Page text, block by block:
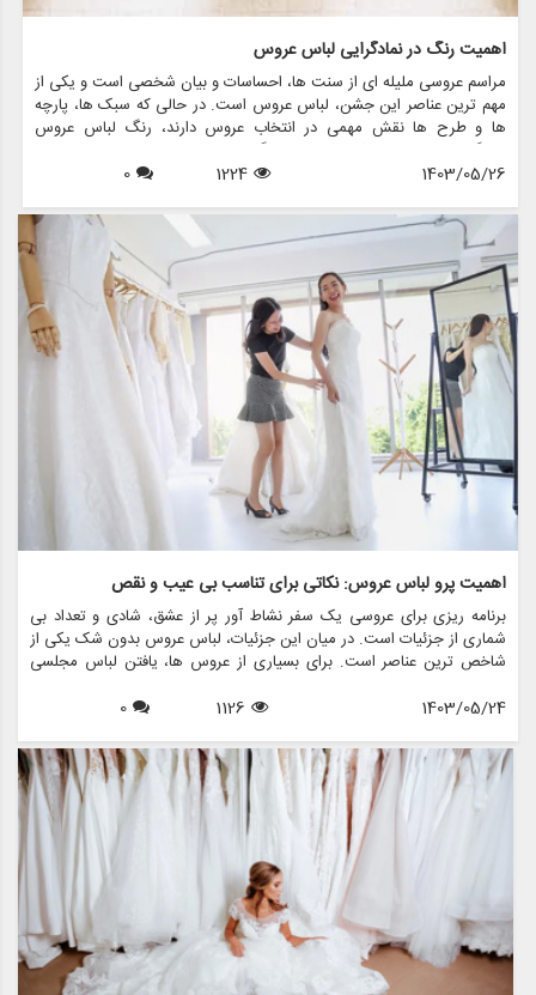
اهمیت رنگ در نمادگرایی لباس عروس
مراسم عروسی ملیله ای از سنت ها، احساسات و بیان شخصی است و یکی از
مهم ترین عناصر این جشن، لباس عروس است. در حالی که سبک ها، پارچه
ها و طرح ها نقش مهمی در انتخاب عروس دارند، رنگ لباس عروس
نمادگرایی عمیقی دارد که فراتر از فرهنگ ها و نسل ها است. در این مقاله،
اهمیت رنگ را در نمادگرایی لباس عروس بررسی می کنیم، به معانی پشت
مانند مزون چرخچی می توانند به عروس ها کمک کنند تا لباس مناسب خود
را پیدا کنند.
1403/05/26
1224
0
اهمیت پرو لباس عروس: نکاتی برای تناسب بی عیب و نقص
برنامه ریزی برای عروسی یک سفر نشاط آور پر از عشق، شادی و تعداد بی
شماری از جزئیات است. در میان این جزئیات، لباس عروس بدون شک یکی از
شاخص ترین عناصر است. برای بسیاری از عروس ها، یافتن لباس مجلسی
و نقص آن در روز بزرگ، نیاز به آماده سازی دقیق دارد. اینجاست که مفهوم
عروس را بررسی خواهیم کرد، نکاتی را برای دستیابی به تناسب بی عیب و
نقص به اشتراک می گذاریم، و نشان می دهیم که چگونه فروشگاه هایی مانند
مزون چرخچی می توانند به شما در این فرآیند مهم کمک کنند.
1403/05/24
1126
0